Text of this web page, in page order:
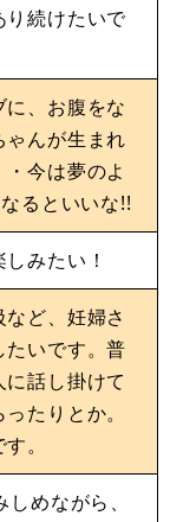
り続けたいで
、お腹をな
んが生まれ
今は夢のよ
るといいな!!
みたい！
ど、妊婦さ
いです。普
話し掛けて
たりとか。
。
めながら、